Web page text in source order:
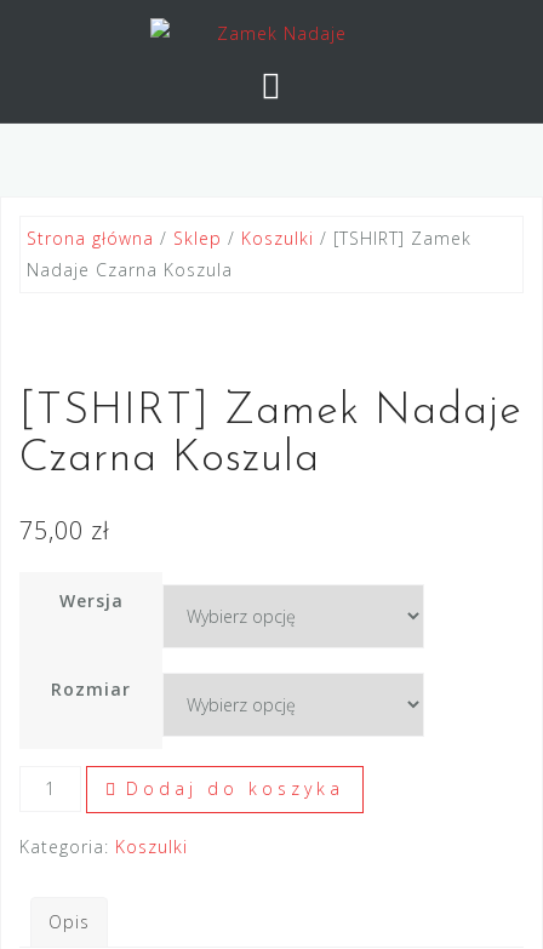
Strona główna / Sklep / Koszulki / [TSHIRT] Zamek
Nadaje Czarna Koszula
[TSHIRT] Zamek Nadaje
Czarna Koszula
75,00 zł
Wersja
Rozmiar
ilość
[TSHIRT]
Zamek
Koszula
Dodaj do koszyka
Kategoria: Koszulki
Opis